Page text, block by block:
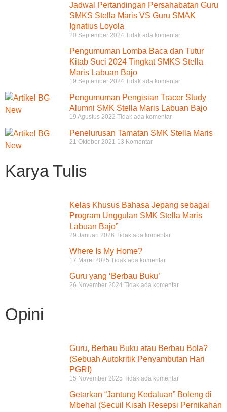
Jadwal Pertandingan Persahabatan Guru
SMKS Stella Maris VS Guru SMAK
Ignatius Loyola
20 September 2024 Tidak ada komentar
Pengumuman Lomba Baca dan Tutur
Kitab Suci 2024 Tingkat SMKS Stella
Maris Labuan Bajo
19 September 2024 Tidak ada komentar
Pengumuman Pengisian Tracer Study
Alumni SMK Stella Maris Labuan Bajo
19 Agustus 2022 Tidak ada komentar
Penelurusan Tamatan SMK Stella Maris
21 Oktober 2021 13 Komentar
Karya Tulis
Kelas Khusus Bahasa Jepang sebagai
Program Unggulan SMK Stella Maris
Labuan Bajo”
29 Januari 2026 Tidak ada komentar
Where Is My Home?
17 Maret 2025 Tidak ada komentar
Guru yang ‘Berbau Buku’
26 November 2024 Tidak ada komentar
Opini
Guru, Berbau Buku atau Berbau Bola?
(Sebuah Autokritik Penyambutan Hari
PGRI)
15 November 2025 Tidak ada komentar
Getarkan “Jantung Kedaluan” Boleng di
Mbehal (Secuil Kisah Resepsi Pernikahan